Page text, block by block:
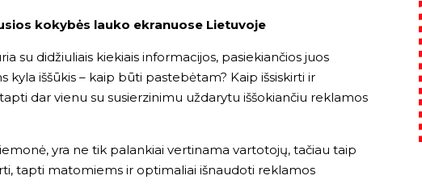
kokybės lauko ekranuose Lietuvoje
su didžiuliais kiekiais informacijos, pasiekiančios juos
kyla iššūkis – kaip būti pastebėtam? Kaip išsiskirti ir
dar vienu su susierzinimu uždarytu iššokiančiu reklamos
yra ne tik palankiai vertinama vartotojų, tačiau taip
tapti matomiems ir optimaliai išnaudoti reklamos